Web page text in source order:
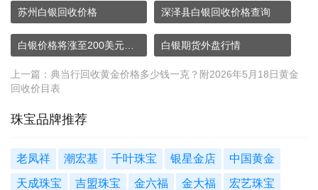
苏州白银回收价格 深泽县白银回收价格查询
白银期货外盘行情
上一篇： 典当行回收黄金价格多少钱一克？附2026年5月18日黄金
回收价目表
珠宝品牌推荐
老凤祥 潮宏基 千叶珠宝 银星金店 中国黄金
天成珠宝 吉盟珠宝 金六福 金大福 宏艺珠宝